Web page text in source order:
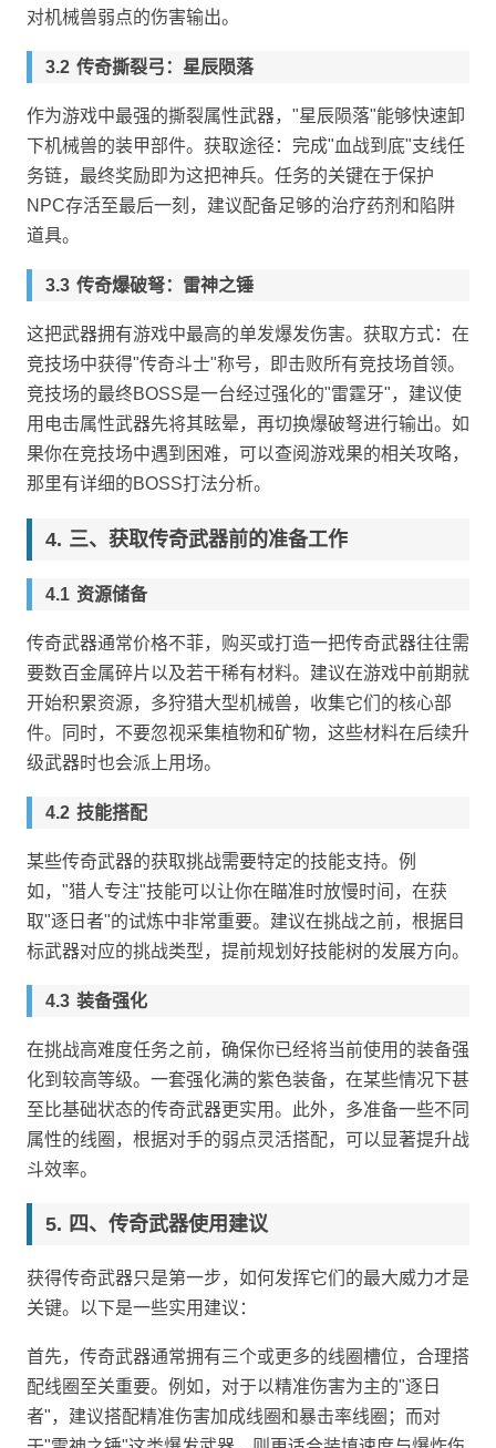
对机械兽弱点的伤害输出。
传奇撕裂弓：星辰陨落
作为游戏中最强的撕裂属性武器，"星辰陨落"能够快速卸
下机械兽的装甲部件。获取途径：完成"血战到底"支线任
务链，最终奖励即为这把神兵。任务的关键在于保护
NPC存活至最后一刻，建议配备足够的治疗药剂和陷阱
道具。
传奇爆破弩：雷神之锤
这把武器拥有游戏中最高的单发爆发伤害。获取方式：在
竞技场中获得"传奇斗士"称号，即击败所有竞技场首领。
竞技场的最终BOSS是一台经过强化的"雷霆牙"，建议使
用电击属性武器先将其眩晕，再切换爆破弩进行输出。如
果你在竞技场中遇到困难，可以查阅游戏果的相关攻略，
那里有详细的BOSS打法分析。
三、获取传奇武器前的准备工作
资源储备
传奇武器通常价格不菲，购买或打造一把传奇武器往往需
要数百金属碎片以及若干稀有材料。建议在游戏中前期就
开始积累资源，多狩猎大型机械兽，收集它们的核心部
件。同时，不要忽视采集植物和矿物，这些材料在后续升
级武器时也会派上用场。
技能搭配
某些传奇武器的获取挑战需要特定的技能支持。例
如，"猎人专注"技能可以让你在瞄准时放慢时间，在获
取"逐日者"的试炼中非常重要。建议在挑战之前，根据目
标武器对应的挑战类型，提前规划好技能树的发展方向。
装备强化
在挑战高难度任务之前，确保你已经将当前使用的装备强
化到较高等级。一套强化满的紫色装备，在某些情况下甚
至比基础状态的传奇武器更实用。此外，多准备一些不同
属性的线圈，根据对手的弱点灵活搭配，可以显著提升战
斗效率。
四、传奇武器使用建议
获得传奇武器只是第一步，如何发挥它们的最大威力才是
关键。以下是一些实用建议：
首先，传奇武器通常拥有三个或更多的线圈槽位，合理搭
配线圈至关重要。例如，对于以精准伤害为主的"逐日
者"，建议搭配精准伤害加成线圈和暴击率线圈；而对